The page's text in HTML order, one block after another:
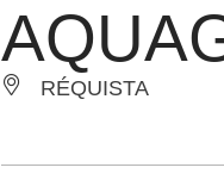
RÉQUISTA